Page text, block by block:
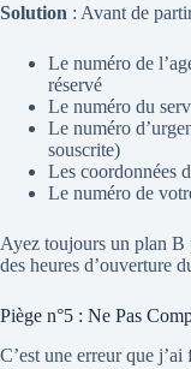
Solution : Avant de
Le numéro de
réservé
Le numéro du
Le numéro
souscrite)
Les coordonnées
Le numéro de
Ayez toujours un plan B
des heures d’ouverture
Piège n°5 : Ne Pas
C’est une erreur que